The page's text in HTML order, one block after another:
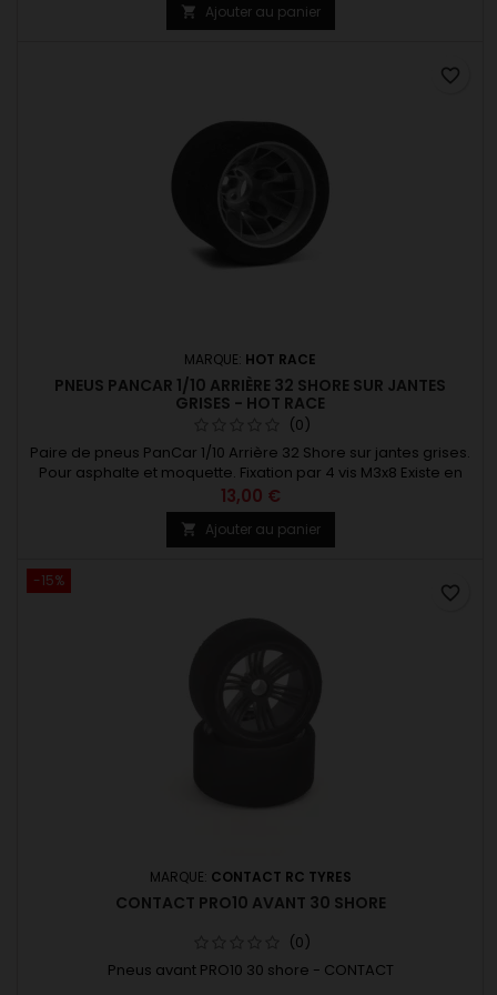
 Ajouter au panier
MARQUE: HOT RACE
PNEUS PANCAR 1/10 ARRIÈRE 32 SHORE SUR JANTES
GRISES - HOT RACE
(0)
Paire de pneus PanCar 1/10 Arrière 32 Shore sur jantes grises.
Pour asphalte et moquette. Fixation par 4 vis M3x8 Existe en
plusieurs dureté.
13,00 €
 Ajouter au panier
favorite_border
-15%
MARQUE: CONTACT RC TYRES
CONTACT PRO10 AVANT 30 SHORE
(0)
Pneus avant PRO10 30 shore - CONTACT
favorite_border